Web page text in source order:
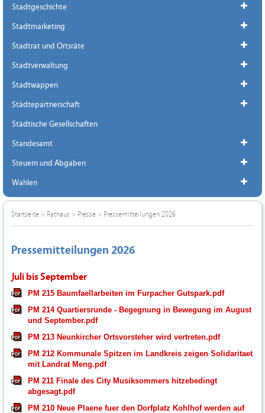
Stadtgeschichte
Stadtmarketing
Stadtrat und Ortsräte
Stadtverwaltung
Stadtwappen
Städtepartnerschaft
Städtische Gesellschaften
Standesamt
Steuern und Abgaben
Wahlen
Startseite > Rathaus > Presse > Pressemitteilungen 2026
Pressemitteilungen 2026
Juli bis September
PM 215 Baumfaellarbeiten im Furpacher Gutspark.pdf
PM 214 Quartiersrunde - Begegnung in Bewegung im August
und September.pdf
PM 213 Neunkircher Ortsvorsteher wird vertreten.pdf
PM 212 Kommunale Spitzen im Landkreis zeigen Solidaritaet
mit Landrat Meng.pdf
PM 211 Finale des City Musiksommers hitzebedingt
abgesagt.pdf
PM 210 Neue Plaene fuer den Dorfplatz Kohlhof werden auf